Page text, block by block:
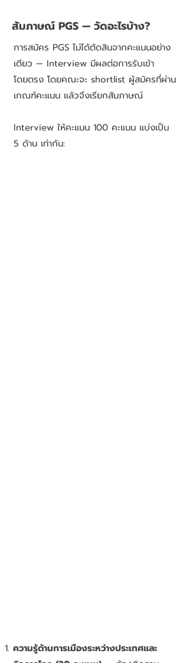
สัมภาษณ์ PGS — วัดอะไรบ้าง?
การสมัคร PGS ไม่ได้ตัดสินจากคะแนนอย่าง
เดียว — Interview มีผลต่อการรับเข้า
โดยตรง โดยคณะจะ shortlist ผู้สมัครที่ผ่าน
เกณฑ์คะแนน แล้วจึงเรียกสัมภาษณ์
Interview ให้คะแนน 100 คะแนน แบ่งเป็น
5 ด้าน เท่ากัน:
ความรู้ด้านการเมืองระหว่างประเทศและ